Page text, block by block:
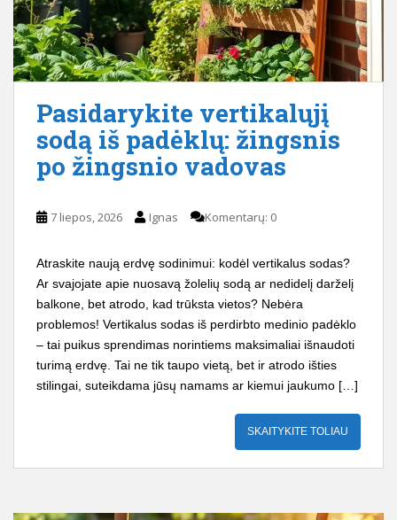
Pasidarykite vertikalųjį
sodą iš padėklų: žingsnis
po žingsnio vadovas
7 liepos, 2026 Ignas Komentarų: 0
Atraskite naują erdvę sodinimui: kodėl vertikalus sodas?
Ar svajojate apie nuosavą žolelių sodą ar nedidelį darželį
balkone, bet atrodo, kad trūksta vietos? Nebėra
problemos! Vertikalus sodas iš perdirbto medinio padėklo
– tai puikus sprendimas norintiems maksimaliai išnaudoti
turimą erdvę. Tai ne tik taupo vietą, bet ir atrodo išties
stilingai, suteikdama jūsų namams ar kiemui jaukumo […]
SKAITYKITE TOLIAU